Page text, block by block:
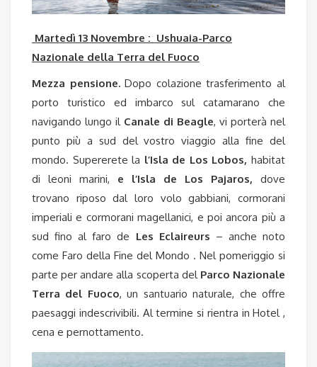
Martedì 13 Novembre : Ushuaia-Parco
Nazionale della Terra del Fuoco
Mezza pensione.Dopo colazione trasferimento al
porto turistico ed imbarco sul catamarano che
navigando lungo il Canale di Beagle, vi porterà nel
punto più a sud del vostro viaggio alla fine del
mondo. Supererete la l’Isla de Los Lobos, habitat
di leoni marini, e l’Isla de Los Pajaros, dove
trovano riposo dal loro volo gabbiani, cormorani
imperiali e cormorani magellanici, e poi ancora più a
sud fino al faro de Les Eclaireurs – anche noto
come Faro della Fine del Mondo . Nel pomeriggio si
parte per andare alla scoperta del Parco Nazionale
Terra del Fuoco, un santuario naturale, che offre
paesaggi indescrivibili. Al termine si rientra in Hotel ,
cena e pernottamento.